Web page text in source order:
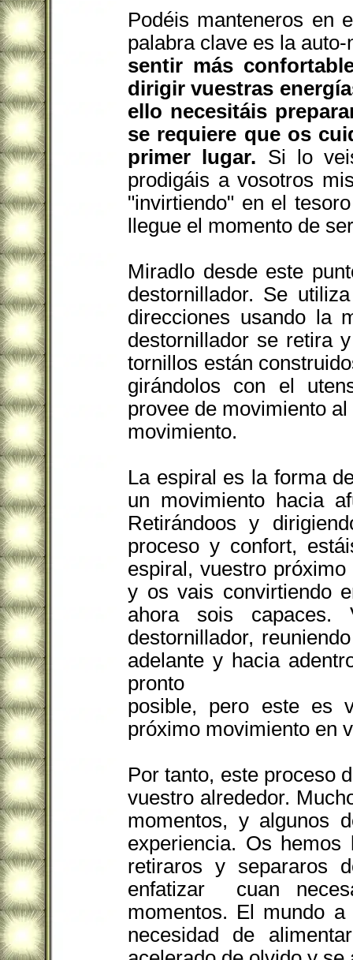
Podéis manteneros en
palabra clave es la
sentir más
dirigir vuestras
ello necesitáis
se requiere que os
primer lugar. Si lo
prodigáis a vosotros
"invirtiendo" en el
llegue el momento de
Miradlo desde este
destornillador. Se
direcciones usando la
destornillador se retira
tornillos están
girándolos con el
provee de movimiento
movimiento.
La espiral es la forma
un movimiento hacia
Retirándoos y
proceso y confort,
espiral, vuestro
y os vais convirtiendo
ahora sois
destornillador,
adelante y hacia
pronto
posible, pero este es
próximo movimiento en
Por tanto, este proceso
vuestro alrededor.
momentos, y algunos
experiencia. Os
retiraros y separaros
enfatizar cuan
momentos. El mundo
necesidad de